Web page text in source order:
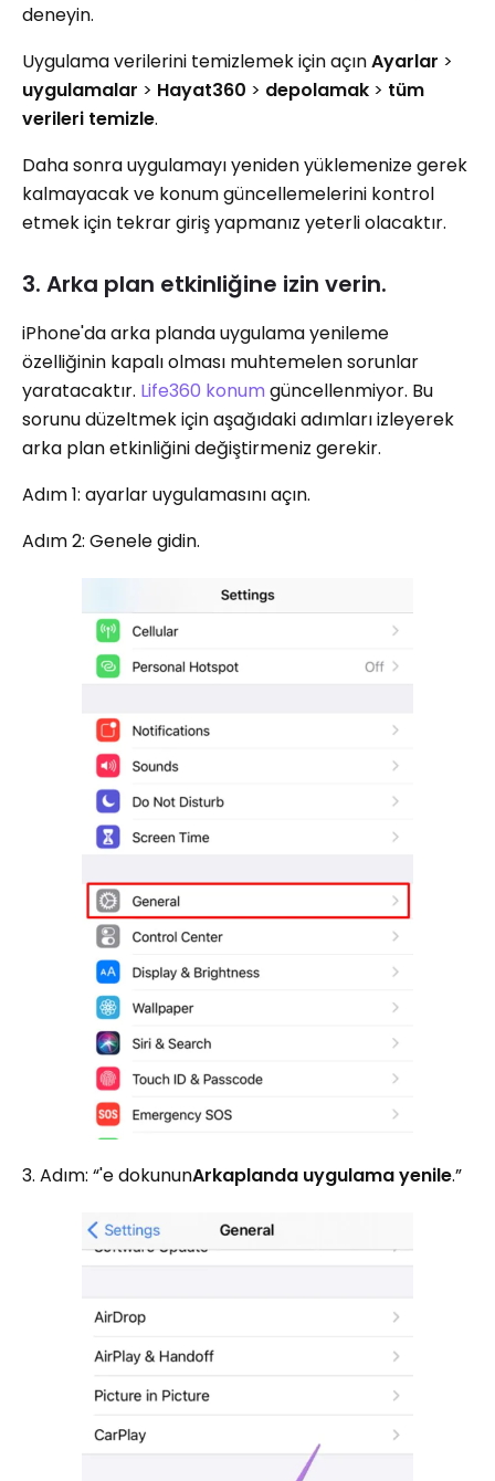
deneyin.
Uygulama verilerini temizlemek için açınAyarlar >
uygulamalar > Hayat360 > depolamak > tüm
verileri temizle.
Daha sonra uygulamayı yeniden yüklemenize gerek
kalmayacak ve konum güncellemelerini kontrol
etmek için tekrar giriş yapmanız yeterli olacaktır.
3. Arka plan etkinliğine izin verin.
iPhone'da arka planda uygulama yenileme
özelliğinin kapalı olması muhtemelen sorunlar
yaratacaktır. Life360 konum güncellenmiyor. Bu
sorunu düzeltmek için aşağıdaki adımları izleyerek
arka plan etkinliğini değiştirmeniz gerekir.
Adım 1: ayarlar uygulamasını açın.
Adım 2: Genele gidin.
3. Adım: “'e dokununArkaplanda uygulama yenile.”